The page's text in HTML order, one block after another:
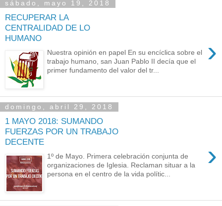
sábado, mayo 19, 2018
RECUPERAR LA
CENTRALIDAD DE LO
HUMANO
›
Nuestra opinión en papel En su encíclica sobre el
trabajo humano, san Juan Pablo II decía que el
primer fundamento del valor del tr...
domingo, abril 29, 2018
1 MAYO 2018: SUMANDO
FUERZAS POR UN TRABAJO
DECENTE
›
1º de Mayo. Primera celebración conjunta de
organizaciones de Iglesia. Reclaman situar a la
persona en el centro de la vida polític...